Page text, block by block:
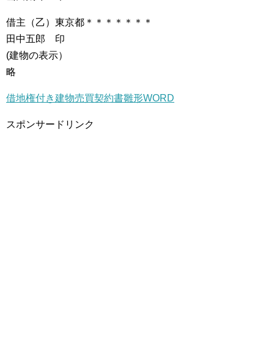
借主（乙）東京都＊＊＊＊＊＊＊
田中五郎 印
(建物の表示）
略
借地権付き建物売買契約書雛形WORD
スポンサードリンク